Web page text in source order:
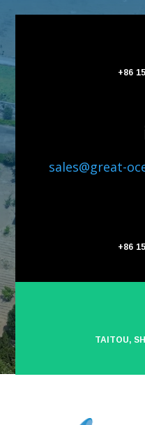
+86
sales@great-
+86
TAITOU,